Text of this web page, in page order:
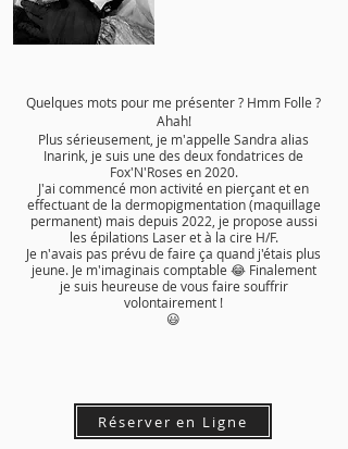
Quelques mots pour me présenter ? Hmm Folle ?
Ahah!
Plus sérieusement, je m'appelle Sandra alias
Inarink, je suis une des deux fondatrices de
Fox'N'Roses en 2020.
J'ai commencé mon activité en pierçant et en
effectuant de la dermopigmentation (maquillage
permanent) mais depuis 2022, je propose aussi
les épilations Laser et à la cire H/F.
Je n'avais pas prévu de faire ça quand j'étais plus
jeune. Je m'imaginais comptable 😂 Finalement
je suis heureuse de vous faire souffrir
volontairement !
😃
Réserver en Ligne